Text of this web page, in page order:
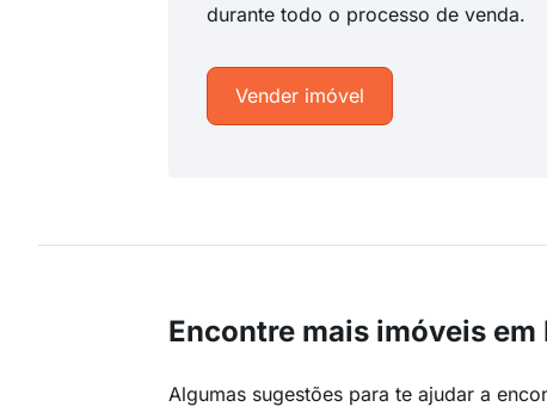
durante todo o processo de venda.
Vender imóvel
Encontre mais imóveis em
Algumas sugestões para te ajudar a